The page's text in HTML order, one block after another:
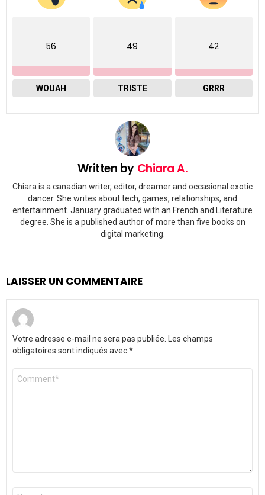
56
WOUAH
49
TRISTE
42
GRRR
Written by Chiara A.
Chiara is a canadian writer, editor, dreamer and occasional exotic
dancer. She writes about tech, games, relationships, and
entertainment. January graduated with an French and Literature
degree. She is a published author of more than five books on
digital marketing.
LAISSER UN COMMENTAIRE
Votre adresse e-mail ne sera pas publiée. Les champs
obligatoires sont indiqués avec*
Commentaire
Nom